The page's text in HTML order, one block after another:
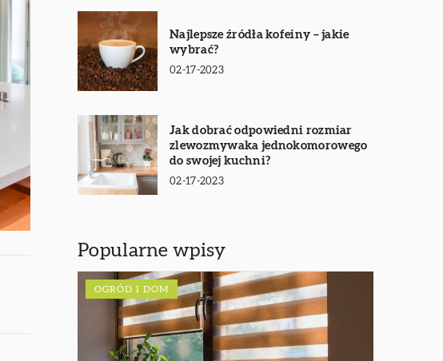
Najlepsze źródła kofeiny – jakie
wybrać?
02-17-2023
Jak dobrać odpowiedni rozmiar
zlewozmywaka jednokomorowego
do swojej kuchni?
02-17-2023
Popularne wpisy
OGRÓD I DOM